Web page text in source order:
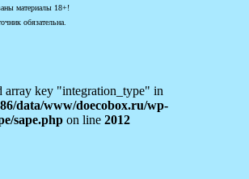
материалы 18+!
обязательна.
array key "integration_type" in
data/www/doecobox.ru/wp-
sape.php on line 2012